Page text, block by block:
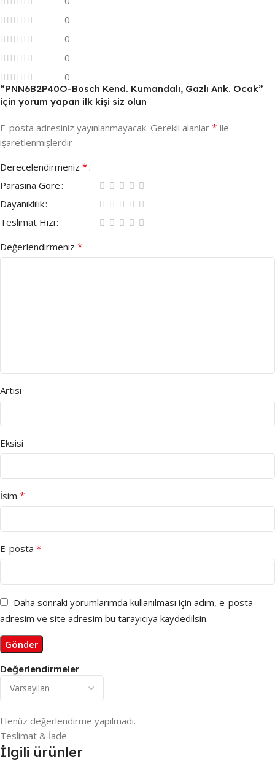
0
0
0
0
Değerlendirmeler
Henüz değerlendirme yapılmadı.
“PNN6B2P40O-Bosch Kend. Kumandalı, Gazlı Ank. Ocak”
için yorum yapan ilk kişi siz olun
E-posta adresiniz yayınlanmayacak. Gerekli alanlar * ile
işaretlenmişlerdir
Derecelendirmeniz *
Parasına Göre
Dayanıklılık
Teslimat Hızı
Değerlendirmeniz *
Artısı
Eksisi
İsim *
E-posta *
Daha sonraki yorumlarımda kullanılması için adım, e-posta
adresim ve site adresim bu tarayıcıya kaydedilsin.
Teslimat & İade
İlgili ürünler